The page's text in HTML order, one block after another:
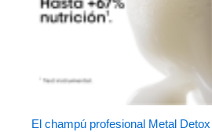
El champú profesional Metal Detox